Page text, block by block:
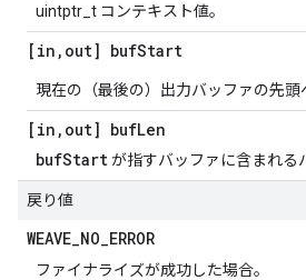
uintptr_t コンテキスト値。
[in , out] bufStart
現在の（最後の）出力バッファの先頭
[in , out] bufLen
bufStartが指すバッファに含まれる
戻り値
WEAVE_NO_ERROR
ファイナライズが成功した場合。